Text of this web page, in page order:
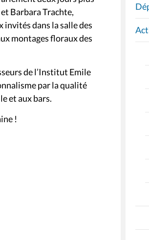
Barbara Trachte,
dans la salle des
montages floraux des
de l’Institut Emile
par la qualité
et aux bars.
!
A
T
I
O